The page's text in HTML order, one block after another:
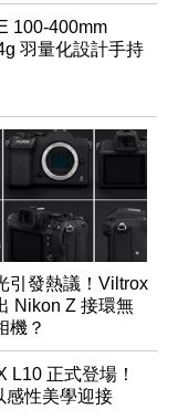
100-400mm
羽量化設計手持
引發熱議！Viltrox
Nikon Z 接環無
機？
L10 正式登場！
感性美學迎接